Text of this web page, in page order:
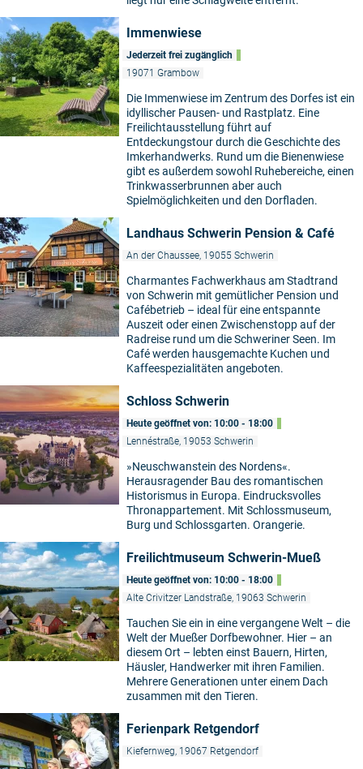
Immenwiese
Jederzeit frei zugänglich
19071 Grambow
Die Immenwiese im Zentrum des Dorfes ist ein
idyllischer Pausen- und Rastplatz. Eine
Freilichtausstellung führt auf
Entdeckungstour durch die Geschichte des
Imkerhandwerks. Rund um die Bienenwiese
gibt es außerdem sowohl Ruhebereiche, einen
Trinkwasserbrunnen aber auch
Spielmöglichkeiten und den Dorfladen.
Landhaus Schwerin Pension & Café
An der Chaussee, 19055 Schwerin
Charmantes Fachwerkhaus am Stadtrand
von Schwerin mit gemütlicher Pension und
Cafébetrieb – ideal für eine entspannte
Auszeit oder einen Zwischenstopp auf der
Radreise rund um die Schweriner Seen. Im
Café werden hausgemachte Kuchen und
Kaffeespezialitäten angeboten.
Schloss Schwerin
Heute geöffnet von: 10:00 - 18:00
Lennéstraße, 19053 Schwerin
»Neuschwanstein des Nordens«.
Herausragender Bau des romantischen
Historismus in Europa. Eindrucksvolles
Thronappartement. Mit Schlossmuseum,
Burg und Schlossgarten. Orangerie.
Freilichtmuseum Schwerin-Mueß
Heute geöffnet von: 10:00 - 18:00
Alte Crivitzer Landstraße, 19063 Schwerin
Tauchen Sie ein in eine vergangene Welt – die
Welt der Mueßer Dorfbewohner. Hier – an
diesem Ort – lebten einst Bauern, Hirten,
Häusler, Handwerker mit ihren Familien.
Mehrere Generationen unter einem Dach
zusammen mit den Tieren.
Ferienpark Retgendorf
Kiefernweg, 19067 Retgendorf